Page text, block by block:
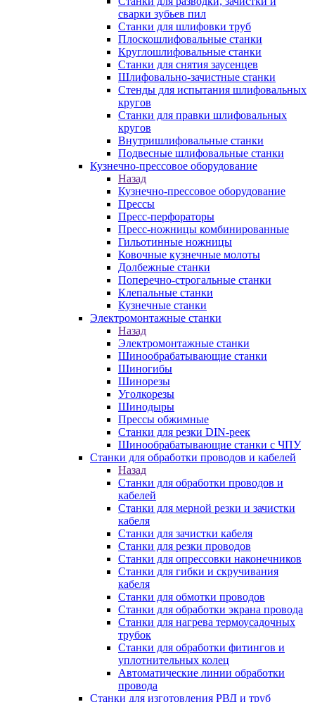
сварки зубьев пил
Станки для шлифовки труб
Плоскошлифовальные станки
Круглошлифовальные станки
Станки для снятия заусенцев
Шлифовально-зачистные станки
Стенды для испытания шлифовальных
кругов
Станки для правки шлифовальных
кругов
Внутришлифовальные станки
Подвесные шлифовальные станки
Кузнечно-прессовое оборудование
Назад
Кузнечно-прессовое оборудование
Прессы
Пресс-перфораторы
Пресс-ножницы комбинированные
Гильотинные ножницы
Ковочные кузнечные молоты
Долбежные станки
Поперечно-строгальные станки
Клепальные станки
Кузнечные станки
Электромонтажные станки
Назад
Электромонтажные станки
Шинообрабатывающие станки
Шиногибы
Шинорезы
Уголкорезы
Шинодыры
Прессы обжимные
Станки для резки DIN-реек
Шинообрабатывающие станки с ЧПУ
Станки для обработки проводов и кабелей
Назад
Станки для обработки проводов и
кабелей
Станки для мерной резки и зачистки
кабеля
Станки для зачистки кабеля
Станки для резки проводов
Станки для опрессовки наконечников
Станки для гибки и скручивания
кабеля
Станки для обмотки проводов
Станки для обработки экрана провода
Станки для нагрева термоусадочных
трубок
Станки для обработки фитингов и
уплотнительных колец
Автоматические линии обработки
провода
Станки для изготовления РВД и труб